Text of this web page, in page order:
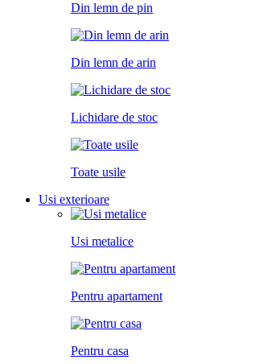
Din lemn de pin
Din lemn de arin
Lichidare de stoc
Toate usile
Usi exterioare
Usi metalice
Pentru apartament
Pentru casa